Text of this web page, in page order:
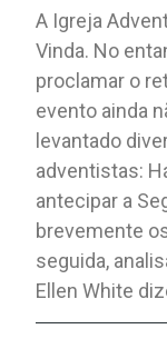
A Igreja
Vinda. No
proclamar o
evento ainda
levantado
adventistas:
antecipar a
brevemente
seguida,
Ellen White